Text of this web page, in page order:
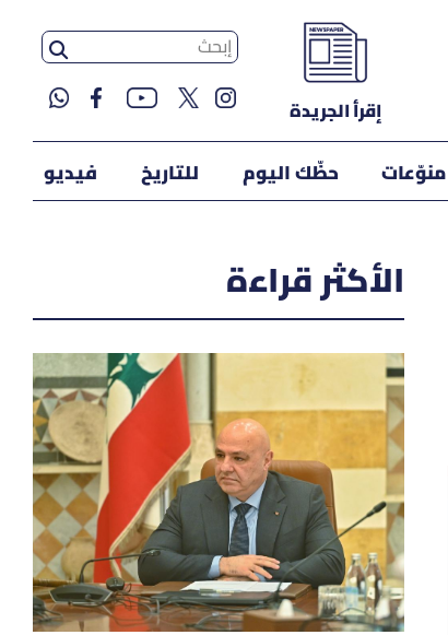
إقرأ الجريدة
منوّعات حظّك اليوم للتاريخ فيديو
الأكثر قراءة